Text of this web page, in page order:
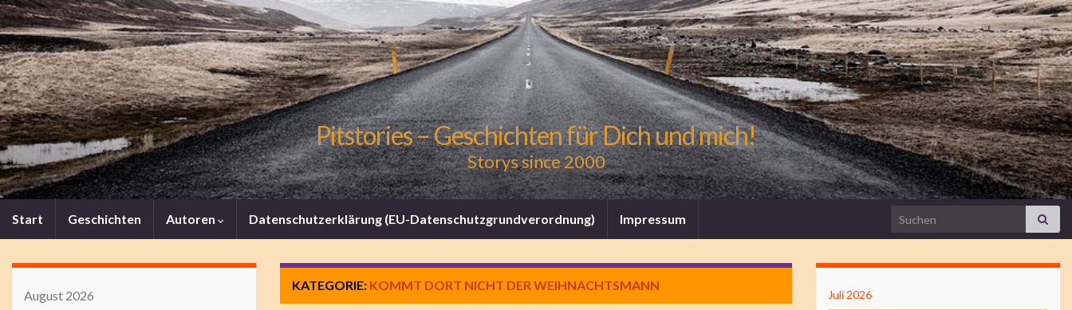
Pitstories – Geschichten für Dich und mich!
Storys since 2000
Start Geschichten Autoren Datenschutzerklärung (EU-Datenschutzgrundverordnung) Impressum Search for:
KATEGORIE: KOMMT DORT NICHT DER WEIHNACHTSMANN
August 2026
Juli 2026